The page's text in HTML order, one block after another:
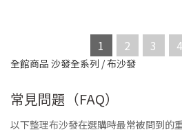
1 2 3 4
全館商品 沙發全系列 /布沙發
常見問題（FAQ）
以下整理布沙發在選購時最常被問到的